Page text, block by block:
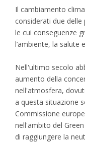
Il cambiamento
considerati due
le cui conseguenze
l’ambiente, la salute
Nell'ultimo secolo
aumento della
nell'atmosfera,
a questa situazione
Commissione
nell'ambito del
di raggiungere la